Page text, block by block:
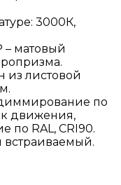
3000К,
– матовый
из листовой
по
движения,
по RAL, CRI90.